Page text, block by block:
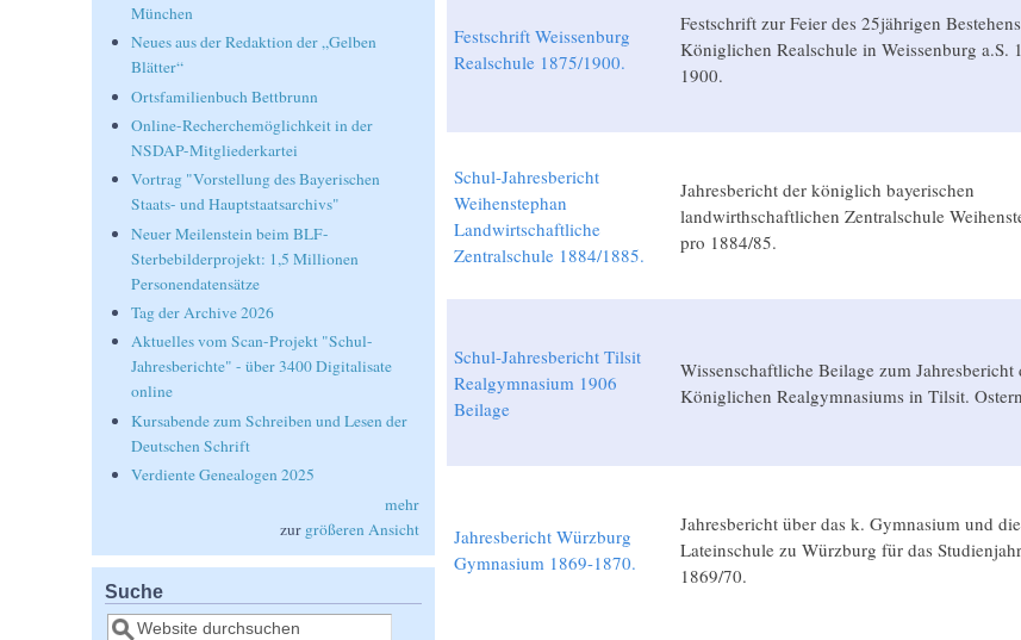
Festschrift Weissenburg
Realschule 1875/1900.
Festschrift zur Feier des 25jährigen
Königlichen Realschule in Weissenburg a.S.
1900.
Schul-Jahresbericht
Weihenstephan
Landwirtschaftliche
Zentralschule 1884/1885.
Jahresbericht der königlich bayerischen
landwirthschaftlichen Zentralschule
pro 1884/85.
Schul-Jahresbericht Tilsit
Realgymnasium 1906
Beilage
Wissenschaftliche Beilage zum Jahresbericht
Königlichen Realgymnasiums in Tilsit.
Jahresbericht Würzburg
Gymnasium 1869-1870.
Jahresbericht über das k. Gymnasium und
Lateinschule zu Würzburg für das Studienjahr
1869/70.
München
Neues aus der Redaktion der „Gelben
Blätter“
Ortsfamilienbuch Bettbrunn
Online-Recherchemöglichkeit in der
NSDAP-Mitgliederkartei
Vortrag "Vorstellung des Bayerischen
Staats- und Hauptstaatsarchivs"
Neuer Meilenstein beim BLF-
Sterbebilderprojekt: 1,5 Millionen
Personendatensätze
Tag der Archive 2026
Aktuelles vom Scan-Projekt "Schul-
Jahresberichte" - über 3400 Digitalisate
online
Kursabende zum Schreiben und Lesen der
Deutschen Schrift
Verdiente Genealogen 2025
mehr
zur größeren Ansicht
Suche
Suche